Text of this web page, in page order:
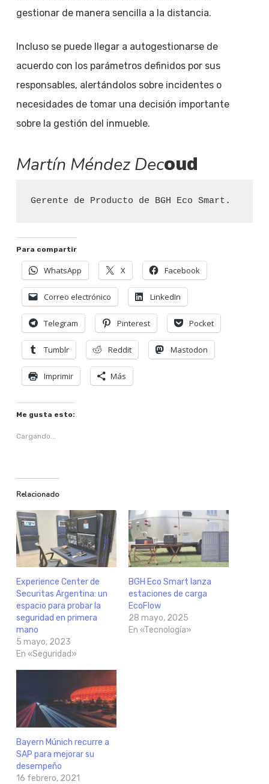
gestionar de manera sencilla a la distancia.
Incluso se puede llegar a autogestionarse de
acuerdo con los parámetros definidos por sus
responsables, alertándolos sobre incidentes o
necesidades de tomar una decisión importante
sobre la gestión del inmueble.
Martín Méndez Decoud
Gerente de Producto de BGH Eco Smart.
Para compartir
WhatsApp X Facebook
Correo electrónico LinkedIn
Telegram Pinterest Pocket
Tumblr Reddit Mastodon
Imprimir Más
Me gusta esto:
Cargando...
Relacionado
Experience Center de
Securitas Argentina: un
espacio para probar la
seguridad en primera
mano
5 mayo, 2023
En «Seguridad»
BGH Eco Smart lanza
estaciones de carga
EcoFlow
28 mayo, 2025
En «Tecnología»
Bayern Múnich recurre a
SAP para mejorar su
desempeño
16 febrero, 2021